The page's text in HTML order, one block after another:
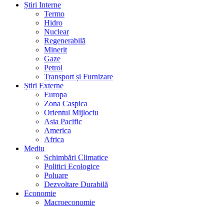
Știri Interne
Termo
Hidro
Nuclear
Regenerabilă
Minerit
Gaze
Petrol
Transport și Furnizare
Știri Externe
Europa
Zona Caspica
Orientul Mijlociu
Asia Pacific
America
Africa
Mediu
Schimbări Climatice
Politici Ecologice
Poluare
Dezvoltare Durabilă
Economie
Macroeconomie